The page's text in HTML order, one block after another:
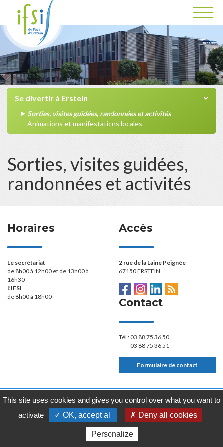
Se divertir à Erstein
Sorties, visites guidées, randonnées et activités
Animations et manifestations locales
Sorties, visites guidées,
randonnées et activités
Horaires
Le secrétariat
de 8h00 à 12h00 et de 13h00 à
16h30
L’IFSI
de 8h00 à 18h00
Accès
2 rue de la Laine Peignée
67150 ERSTEIN
Contact
Tél : 03 88 75 36 50
03 88 75 36 51
Formulaire de contact
Plan du site Mentions légales Politique de confidentialité
Gestion des cookies
Site mis à jour le 12/07/2026 à 16:31
This site uses cookies and gives you control over what you want to
activate
✓ OK, accept all ✗ Deny all cookies
Personalize